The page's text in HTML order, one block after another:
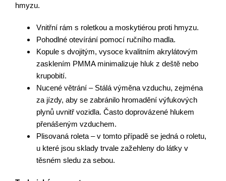
hmyzu.
Vnitřní rám s roletkou a moskytiérou proti hmyzu.
Pohodlné otevírání pomocí ručního madla.
Kopule s dvojitým, vysoce kvalitním akrylátovým
zasklením PMMA minimalizuje hluk z deště nebo
krupobití.
Nucené větrání – Stálá výměna vzduchu, zejména
za jízdy, aby se zabránilo hromadění výfukových
plynů uvnitř vozidla. Často doprovázené hlukem
přenášeným vzduchem.
Plisovaná roleta – v tomto případě se jedná o roletu,
u které jsou sklady trvale zažehleny do látky v
těsném sledu za sebou.